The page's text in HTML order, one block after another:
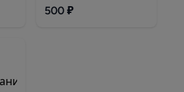
Посейдон
500 ₽